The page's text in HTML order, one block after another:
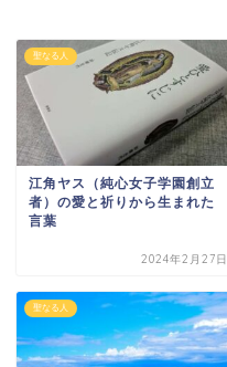
聖なる人
江角ヤス（純心女子学園創立
者）の愛と祈りから生まれた
言葉
2024年2月27日
聖なる人